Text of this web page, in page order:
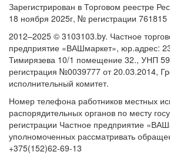
Зарегистрирован в Торговом реестре
18 ноября 2025г, № регистрации 761815
2012–2025 © 3103103.by. Частное
предприятие «ВАШмаркет», юр.адрес:
Тимирязева 10/1 помещение 32., УНП
регистрация №0039777 от 20.03.2014,
исполнительный комитет.
Номер телефона работников местных
распорядительных органов по месту
регистрации Частное предприятие
уполномоченных рассматривать
+375(152)62-69-13